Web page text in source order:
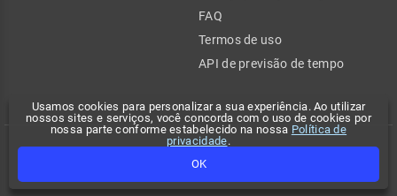
Usamos cookies para personalizar a sua experiência. Ao utilizar
nossos sites e serviços, você concorda com o uso de cookies por
nossa parte conforme estabelecido na nossa Política de
privacidade.
OK
FAQ
Termos de uso
API de previsão de tempo
Copyright 2026 - Climatempo. Todos os direitos reservados.